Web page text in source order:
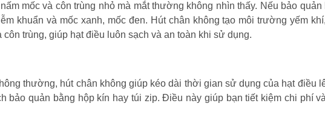
mốc và côn trùng nhỏ mà mắt thường không nhìn thấy. Nếu bảo quản
khuẩn và mốc xanh, mốc đen. Hút chân không tạo môi trường yếm
trùng, giúp hạt điều luôn sạch và an toàn khi sử dụng.
thường, hút chân không giúp kéo dài thời gian sử dụng của hạt điều
bảo quản bằng hộp kín hay túi zip. Điều này giúp bạn tiết kiệm chi phí